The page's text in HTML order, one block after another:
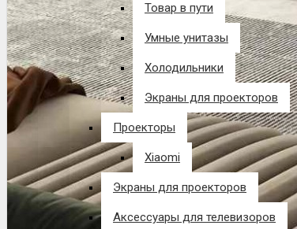
Товар в пути
Умные унитазы
Холодильники
Экраны для проекторов
Проекторы
Xiaomi
Экраны для проекторов
Аксессуары для телевизоров